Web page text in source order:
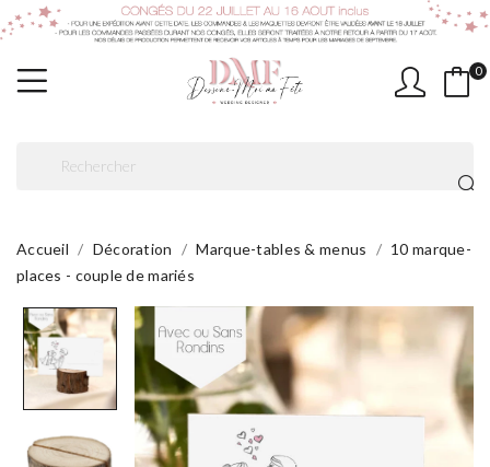
0
Accueil Décoration Marque-tables & menus
10 marque-
places - couple de mariés